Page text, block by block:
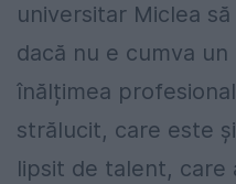
universitar Miclea
dacă nu e cumva
înălțimea
strălucit, care este
lipsit de talent, care